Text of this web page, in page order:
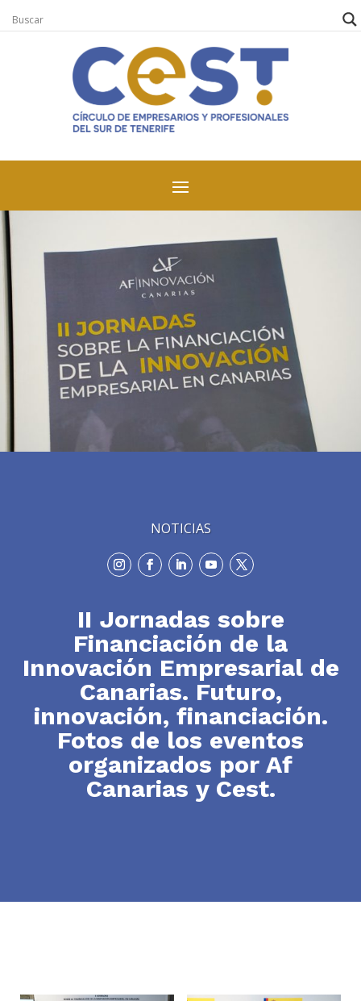
NOTICIAS
II Jornadas sobre
Financiación de la
Innovación Empresarial de
Canarias. Futuro,
innovación, financiación.
Fotos de los eventos
organizados por Af
Canarias y Cest.